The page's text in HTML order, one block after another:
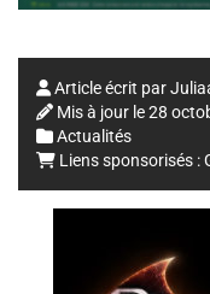
Article écrit par
Mis à jour le28
Actualités
Liens sponsorisés :